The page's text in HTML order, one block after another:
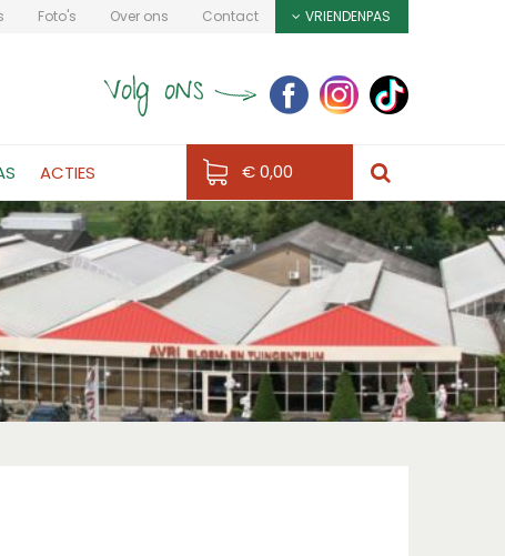
Foto's Over ons Contact VRIENDENPAS
ACTIES € 0,00